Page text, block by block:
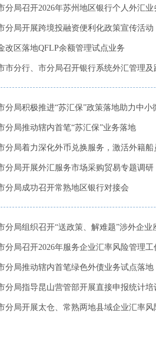
分局召开2026年苏州地区银行个人外汇
分局开展跨境投融资便利化政策宣传活动
改区落地QFLP余额管理试点业务
市分行、市分局召开银行系统外汇管理
分局积极推进“苏汇保”政策落地助力中
分局推动辖内首笔“苏汇保”业务落地
分局着力深化外币兑换服务，激活外籍船
分局开展外汇服务市场采购贸易专题调研
分局成功召开常熟地区银行对接会
分局组织召开“送政策、解难题”涉外企业
分局召开2026年服务企业汇率风险管理工
分局推动辖内首笔绿色外债业务试点落地
分局指导昆山营管部开展直接申报统计培
分局开展太仓、常熟两地县域企业汇率